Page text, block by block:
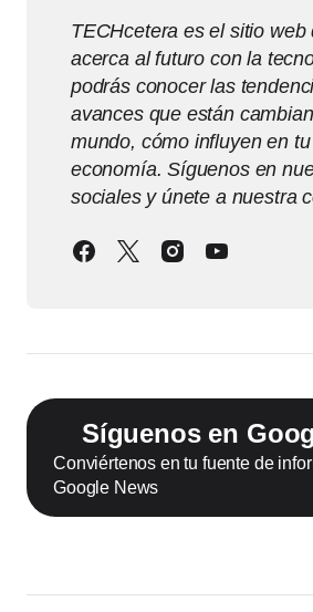
TECHcetera es el sitio web
acerca al futuro con la
podrás conocer las
avances que están
mundo, cómo influyen en
economía. Síguenos en
sociales y únete a nuestra
Síguenos en
Conviértenos en tu fuente de
Google News